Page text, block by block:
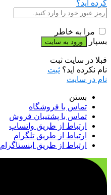
کرده اید؟
مرا به خاطر
بسپار
قبلا در سایت ثبت
نام نکرده اید؟ ثبت
نام در سایت
بستن
تماس با فروشگاه
تماس با پشتیبان فروش
ارتباط از طریق واتساپ
ارتباط از طریق تلگرام
ارتباط از طریق اینستاگرام